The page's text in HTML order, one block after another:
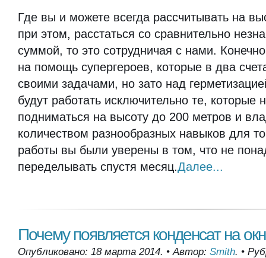
Где вы и можете всегда рассчитывать на
при этом, расстаться со сравнительно
суммой, то это сотрудничая с нами.
на помощь супергероев, которые в два
своими задачами, но зато над
будут работать исключительно те, которые
подниматься на высоту до 200 метров и
количеством разнообразных навыков для
работы вы были уверены в том, что не
переделывать спустя месяц.Далее...
Почему появляется конденсат на
Опубликовано: 18 марта 2014. •Автор: Smith. •